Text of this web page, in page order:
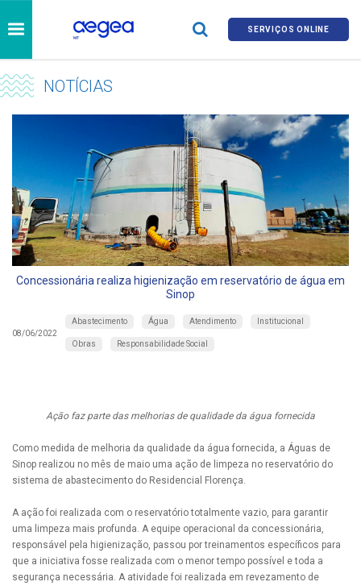
SERVIÇOS ONLINE
NOTÍCIAS
Concessionária realiza higienização em reservatório de água em
Sinop
08/06/2022
Abastecimento Água Atendimento Institucional
Obras Responsabilidade Social
Ação faz parte das melhorias de qualidade da água fornecida
Como medida de melhoria da qualidade da água fornecida, a Águas de
Sinop realizou no mês de maio uma ação de limpeza no reservatório do
sistema de abastecimento do Residencial Florença.
A ação foi realizada com o reservatório totalmente vazio, para garantir
uma limpeza mais profunda. A equipe operacional da concessionária,
responsável pela higienização, passou por treinamentos específicos para
que a iniciativa fosse realizada com o menor tempo possível e toda a
segurança necessária. A atividade foi realizada em revezamento de